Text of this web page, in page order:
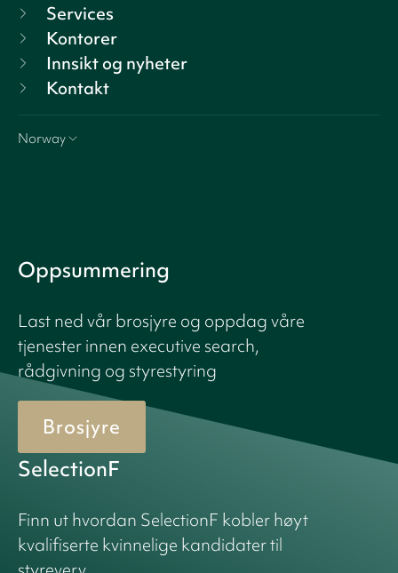
Services
Kontorer
Innsikt og nyheter
Kontakt
Norway
Oppsummering
Last ned vår brosjyre og oppdag våre
tjenester innen executive search,
rådgivning og styrestyring
Brosjyre
SelectionF
Finn ut hvordan SelectionF kobler høyt
kvalifiserte kvinnelige kandidater til